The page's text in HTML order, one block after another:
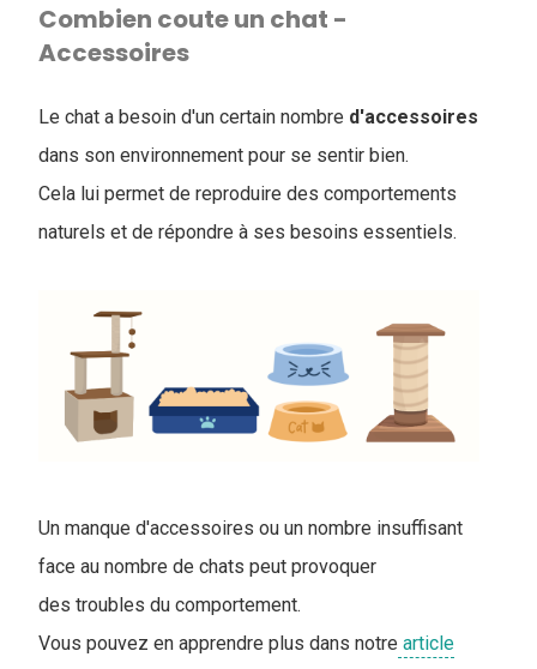
Combien coute un chat -
Accessoires
Le chat a besoin d'un certain nombre d'accessoires
dans son environnement pour se sentir bien.
Cela lui permet de reproduire des comportements
naturels et de répondre à ses besoins essentiels.
Un manque d'accessoires ou un nombre insuffisant
face au nombre de chats peut provoquer
des troubles du comportement.
Vous pouvez en apprendre plus dans notre article